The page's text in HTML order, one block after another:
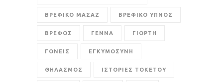
ΒΡΕΦΙΚΟ ΜΑΣΑΖ ΒΡΕΦΙΚΟ ΥΠΝΟΣ
ΒΡΕΦΟΣ ΓΕΝΝΑ ΓΙΟΡΤΗ
ΓΟΝΕΙΣ ΕΓΚΥΜΟΣΥΝΗ
ΘΗΛΑΣΜΟΣ ΙΣΤΟΡΙΕΣ ΤΟΚΕΤΟΥ